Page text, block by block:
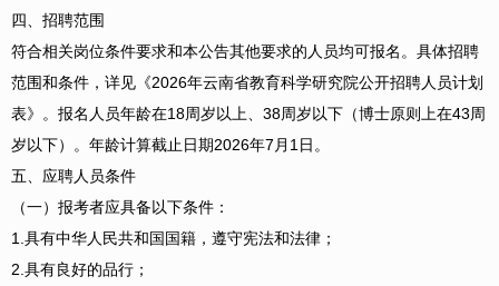
四、招聘范围
符合相关岗位条件要求和本公告其他要求的人员均可报名。具体招聘
范围和条件，详见《2026年云南省教育科学研究院公开招聘人员计划
表》。报名人员年龄在18周岁以上、38周岁以下（博士原则上在43周
岁以下）。年龄计算截止日期2026年7月1日。
五、应聘人员条件
（一）报考者应具备以下条件：
1.具有中华人民共和国国籍，遵守宪法和法律；
2.具有良好的品行；